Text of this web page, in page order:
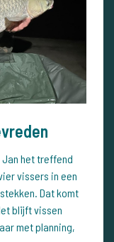
het treffend
vissers in een
Dat komt
blijft vissen
met planning,